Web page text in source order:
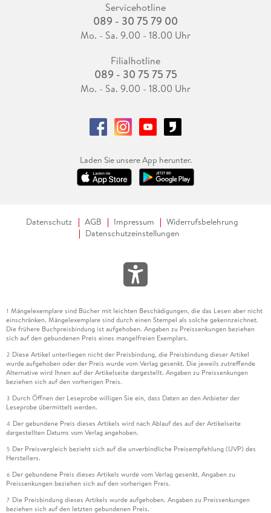
Servicehotline
089 - 30 75 79 00
Mo. - Sa. 9.00 - 18.00 Uhr
Filialhotline
089 - 30 75 75 75
Mo. - Sa. 9.00 - 18.00 Uhr
Laden Sie unsere App herunter.
Datenschutz AGB Impressum
Widerrufsbelehrung
Datenschutzeinstellungen
1 Mängelexemplare sind Bücher mit leichten Beschädigungen, die das Lesen aber nicht
einschränken. Mängelexemplare sind durch einen Stempel als solche gekennzeichnet.
Die frühere Buchpreisbindung ist aufgehoben. Angaben zu Preissenkungen beziehen
sich auf den gebundenen Preis eines mangelfreien Exemplars.
2 Diese Artikel unterliegen nicht der Preisbindung, die Preisbindung dieser Artikel
wurde aufgehoben oder der Preis wurde vom Verlag gesenkt. Die jeweils zutreffende
Alternative wird Ihnen auf der Artikelseite dargestellt. Angaben zu Preissenkungen
beziehen sich auf den vorherigen Preis.
3 Durch Öffnen der Leseprobe willigen Sie ein, dass Daten an den Anbieter der
Leseprobe übermittelt werden.
4 Der gebundene Preis dieses Artikels wird nach Ablauf des auf der Artikelseite
dargestellten Datums vom Verlag angehoben.
5 Der Preisvergleich bezieht sich auf die unverbindliche Preisempfehlung (UVP) des
Herstellers.
6 Der gebundene Preis dieses Artikels wurde vom Verlag gesenkt. Angaben zu
Preissenkungen beziehen sich auf den vorherigen Preis.
7 Die Preisbindung dieses Artikels wurde aufgehoben. Angaben zu Preissenkungen
beziehen sich auf den letzten gebundenen Preis.